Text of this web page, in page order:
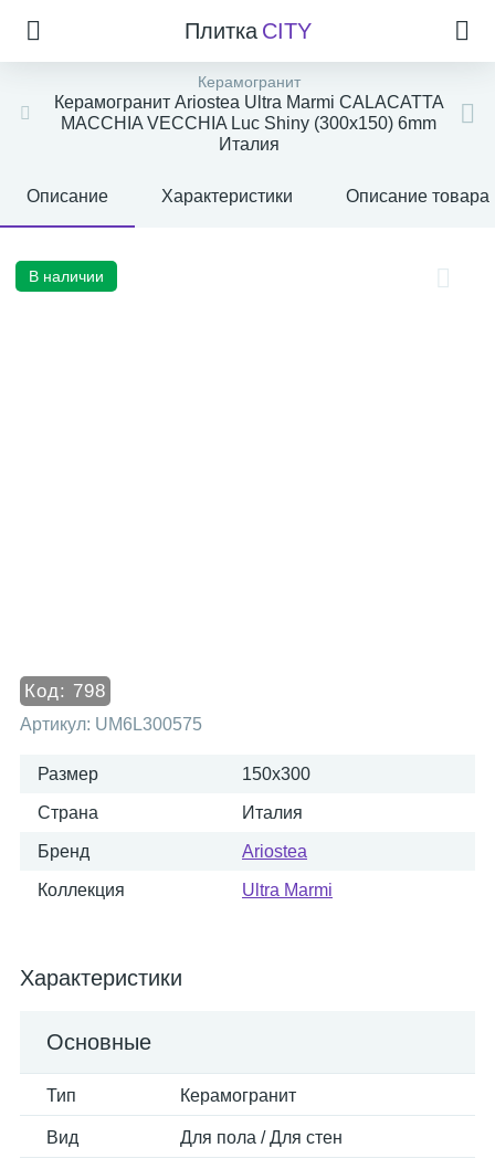
Плитка CITY
Керамогранит
Керамогранит Ariostea Ultra Marmi CALACATTA
MACCHIA VECCHIA Luc Shiny (300x150) 6mm
Италия
Описание Характеристики Описание товара
В наличии
Код: 798
Артикул: UM6L300575
Размер 150x300
Страна Италия
Бренд Ariostea
Коллекция Ultra Marmi
Характеристики
Основные
Тип Керамогранит
Вид Для пола / Для стен